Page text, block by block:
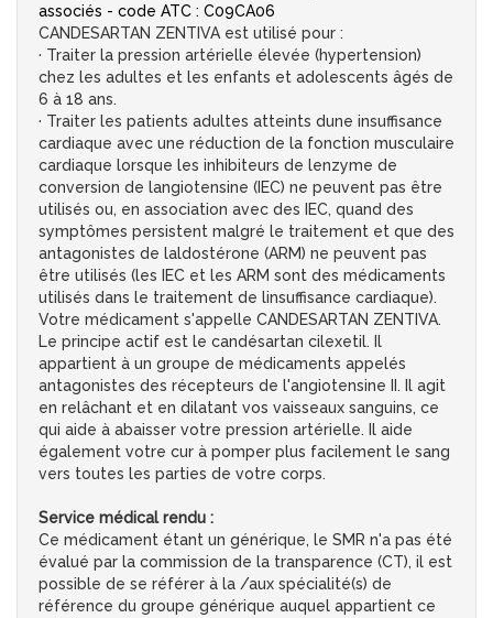
associés - code ATC : C09CA06
CANDESARTAN ZENTIVA est utilisé pour :
· Traiter la pression artérielle élevée (hypertension)
chez les adultes et les enfants et adolescents âgés de
6 à 18 ans.
· Traiter les patients adultes atteints dune insuffisance
cardiaque avec une réduction de la fonction musculaire
cardiaque lorsque les inhibiteurs de lenzyme de
conversion de langiotensine (IEC) ne peuvent pas être
utilisés ou, en association avec des IEC, quand des
symptômes persistent malgré le traitement et que des
antagonistes de laldostérone (ARM) ne peuvent pas
être utilisés (les IEC et les ARM sont des médicaments
utilisés dans le traitement de linsuffisance cardiaque).
Votre médicament s'appelle CANDESARTAN ZENTIVA.
Le principe actif est le candésartan cilexetil. Il
appartient à un groupe de médicaments appelés
antagonistes des récepteurs de l'angiotensine II. Il agit
en relâchant et en dilatant vos vaisseaux sanguins, ce
qui aide à abaisser votre pression artérielle. Il aide
également votre cur à pomper plus facilement le sang
vers toutes les parties de votre corps.
Service médical rendu :
Ce médicament étant un générique, le SMR n'a pas été
évalué par la commission de la transparence (CT), il est
possible de se référer à la /aux spécialité(s) de
référence du groupe générique auquel appartient ce